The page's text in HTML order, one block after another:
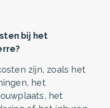
bij het
zijn, zoals het
het
het